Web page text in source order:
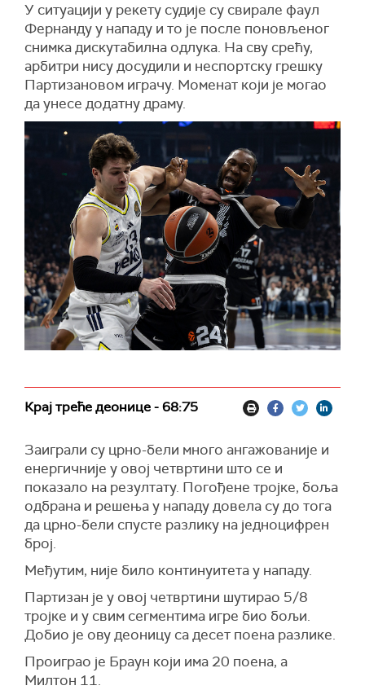
У ситуацији у рекету судије су свирале фаул
Фернанду у нападу и то је после поновљеног
снимка дискутабилна одлука. На сву срећу,
арбитри нису досудили и неспортску грешку
Партизановом играчу. Моменат који је могао
да унесе додатну драму.
Крај треће деонице - 68:75
Заиграли су црно-бели много ангажованије и
енергичније у овој четвртини што се и
показало на резултату. Погођене тројке, боља
одбрана и решења у нападу довела су до тога
да црно-бели спусте разлику на једноцифрен
број.
Међутим, није било континуитета у нападу.
Партизан је у овој четвртини шутирао 5/8
тројке и у свим сегментима игре био бољи.
Добио је ову деоницу са десет поена разлике.
Проиграо је Браун који има 20 поена, а
Милтон 11.